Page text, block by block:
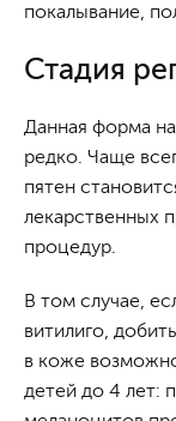
покалывание,
Стадия
Данная форма
редко. Чаще
пятен
лекарственных
процедур.
В том случае,
витилиго,
в коже
детей до 4 лет: